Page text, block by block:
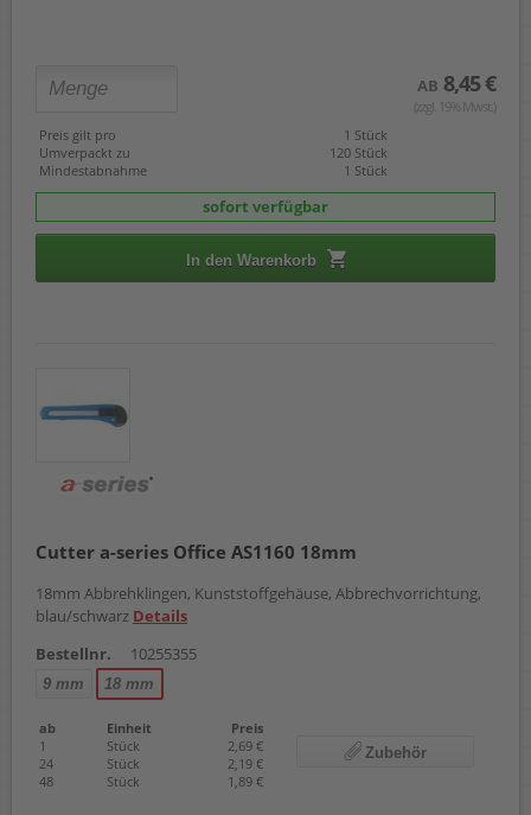
AB 8,45 €
(zzgl. 19% Mwst.)
Preis gilt pro
1 Stück
Umverpackt zu
120 Stück
Mindestabnahme
1 Stück
sofort verfügbar
In den Warenkorb
Cutter a-series Office AS1160 18mm
18mm Abbrehklingen, Kunststoffgehäuse, Abbrechvorrichtung,
blau/schwarz Details
Bestellnr.
10255355
9 mm 18 mm
ab Einheit
Preis
1
Stück
2,69 €
24
Stück
2,19 €
48
Stück 1,89 €
Zubehör